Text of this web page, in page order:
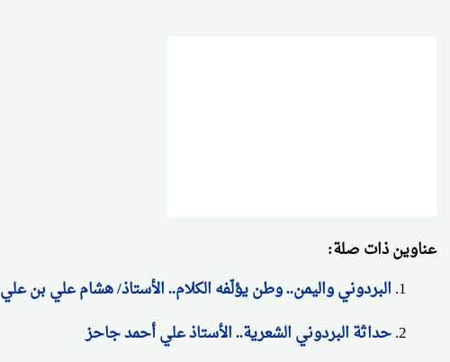
عناوين ذات صلة:
البردوني واليمن.. وطن يؤلّفه الكلام.. الأستاذ/ هشام علي بن علي
حداثة البردوني الشعرية.. الأستاذ علي أحمد جاحز